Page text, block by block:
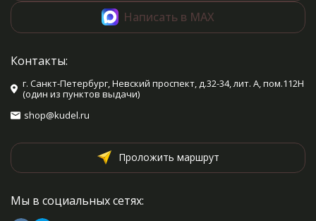
Написать в MAX
Контакты:
г. Санкт-Петербург, Невский проспект, д.32-34, лит. А, пом.112Н
(один из пунктов выдачи)
shop@kudel.ru
Проложить маршрут
Мы в социальных сетях: